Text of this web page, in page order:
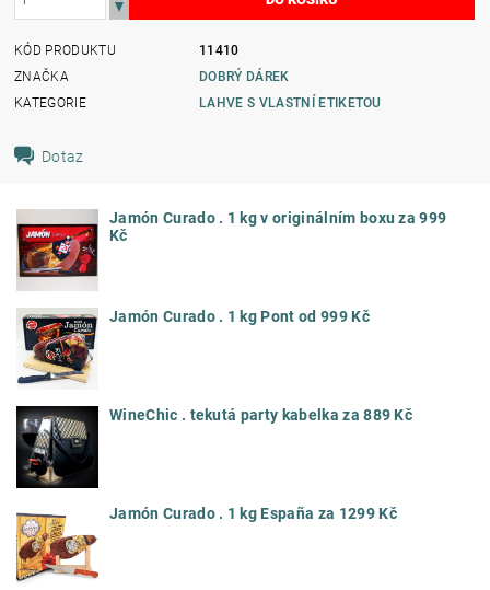
KÓD PRODUKTU
11410
ZNAČKA
DOBRÝ DÁREK
KATEGORIE
LAHVE S VLASTNÍ ETIKETOU
Dotaz
Jamón Curado . 1 kg v originálním boxu za 999
Kč
Jamón Curado . 1 kg Pont od 999 Kč
WineChic . tekutá party kabelka za 889 Kč
Jamón Curado . 1 kg España za 1299 Kč